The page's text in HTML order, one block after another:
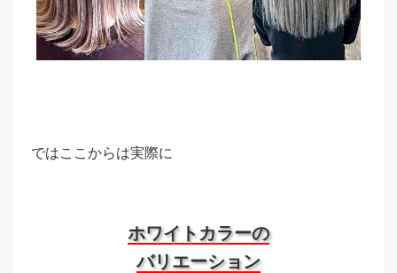
ではここからは実際に
ホワイトカラーの
バリエーション